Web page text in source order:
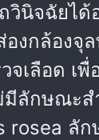
นิจฉัยได้
องกล้องจุ
จเลือด เพื่
มีลักษณะ
rosea ลั